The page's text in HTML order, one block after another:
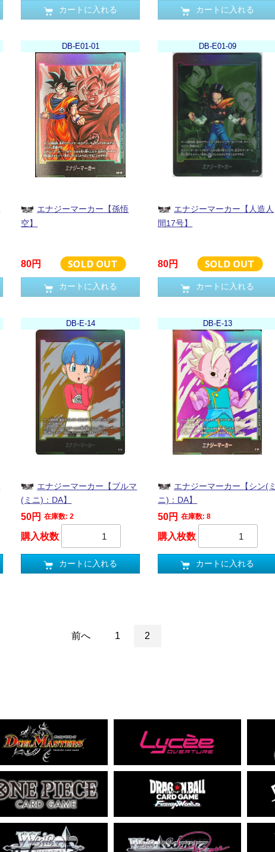
カートに入れる カートに入れる
DB-E01-01
エナジーマーカー【孫悟
空】
80円
カートに入れる
DB-E01-09
エナジーマーカー【人造人
間17号】
80円
カートに入れる
DB-E-14
エナジーマーカー【ブルマ
(ミニ)：DA】
50円 在庫数: 2
購入枚数
カートに入れる
DB-E-13
エナジーマーカー【シン(ミ
ニ)：DA】
50円 在庫数: 8
購入枚数
カートに入れる
前へ 1 2